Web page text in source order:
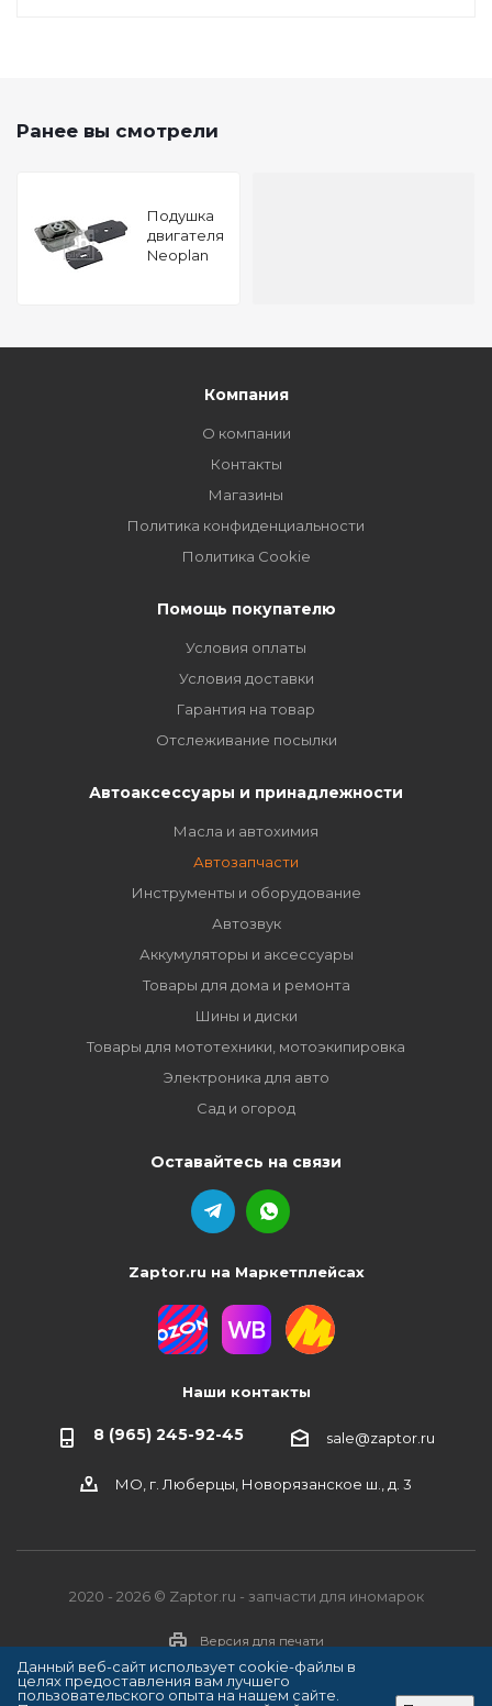
Ранее вы смотрели
Подушкa
двигателя
Neoplan
Компания
О компании
Контакты
Магазины
Политика конфиденциальности
Политика Cookie
Помощь покупателю
Условия оплаты
Условия доставки
Гарантия на товар
Отслеживание посылки
Автоаксессуары и принадлежности
Масла и автохимия
Автозапчасти
Инструменты и оборудование
Автозвук
Аккумуляторы и аксессуары
Товары для дома и ремонта
Шины и диски
Товары для мототехники, мотоэкипировка
Электроника для авто
Сад и огород
Оставайтесь на связи
Zaptor.ru на Маркетплейсах
Наши контакты
8 (965) 245-92-45 sale@zaptor.ru
МО, г. Люберцы, Новорязанское ш., д. 3
2020 - 2026 © Zaptor.ru - запчасти для иномарок
Версия для печати
Данный веб-сайт использует cookie-файлы в
целях предоставления вам лучшего
пользовательского опыта на нашем сайте.